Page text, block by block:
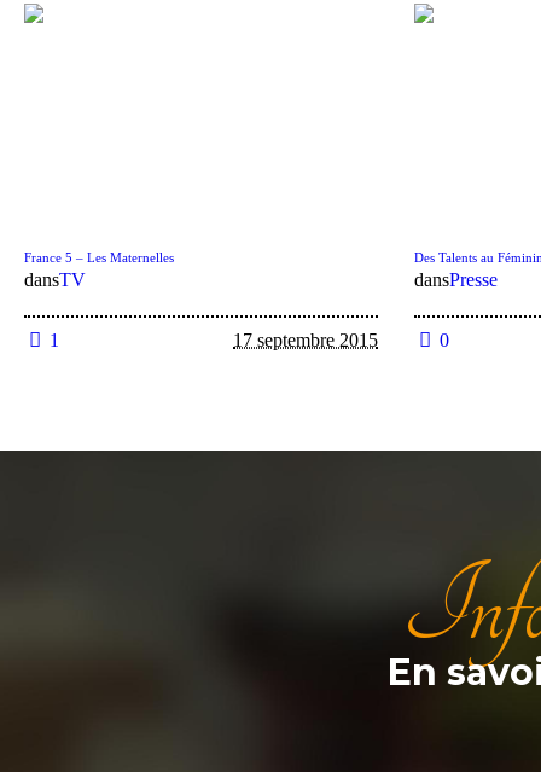
France 5 – Les Maternelles
dansTV
1 17 septembre 2015
Des Talents au
dansPresse
0
En